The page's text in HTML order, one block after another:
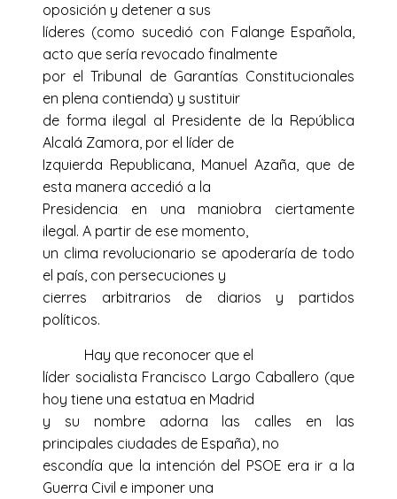
oposición y detener a sus
líderes (como sucedió con Falange Española,
acto que sería revocado finalmente
por el Tribunal de Garantías Constitucionales
en plena contienda) y sustituir
de forma ilegal al Presidente de la República
Alcalá Zamora, por el líder de
Izquierda Republicana, Manuel Azaña, que de
esta manera accedió a la
Presidencia en una maniobra ciertamente
ilegal. A partir de ese momento,
un clima revolucionario se apoderaría de todo
el país, con persecuciones y
cierres arbitrarios de diarios y partidos
políticos.
Hay que reconocer que el
líder socialista Francisco Largo Caballero (que
hoy tiene una estatua en Madrid
y su nombre adorna las calles en las
principales ciudades de España), no
escondía que la intención del PSOE era ir a la
Guerra Civil e imponer una